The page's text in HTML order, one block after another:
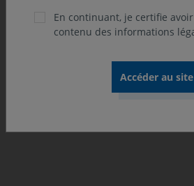
que membre du
Valérie PIQUET-GAUTHIER,
En continuant, je certifie
contenu des informations